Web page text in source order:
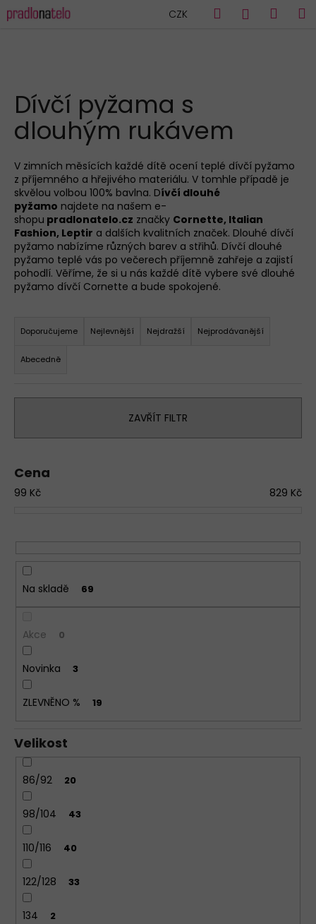
na
CZK Hledat
Dívčí pyžama s
dlouhým rukávem
V zimních měsících každé dítě ocení teplé dívčí pyžamo
z příjemného a hřejivého materiálu. V tomhle případě je
skvělou volbou 100% bavlna. Dívčí dlouhé
pyžamo najdete na našem e-
shopu pradlonatelo.cz značky Cornette, Italian
Fashion, Leptir a dalších kvalitních značek. Dlouhé dívčí
pyžamo nabízíme různých barev a střihů. Dívčí dlouhé
pyžamo teplé vás po večerech příjemně zahřeje a zajistí
pohodlí. Věříme, že si u nás každé dítě vybere své dlouhé
pyžamo dívčí Cornette a bude spokojené.
a
r
d
u
Doporučujeme Nejlevnější Nejdražší Nejprodávanější
Abecedně
ZAVŘÍT FILTR
Cena
99 Kč 829 Kč
Na skladě 69
Akce 0
Novinka 3
ZLEVNĚNO % 19
Velikost
86/92 20
98/104 43
110/116 40
122/128 33
134 2
K
o
o
p
o
ř
e
b
u
j
e
t
e
a
D
p
o
r
m
KALHOTKY
JULIMEX
SIMPLE
BÉŽOVÉ
199